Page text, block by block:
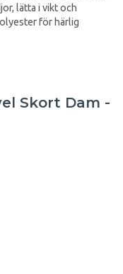
lätta i vikt och
för härlig
Skort Dam -